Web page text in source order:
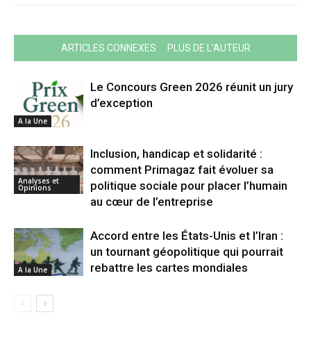
ARTICLES CONNEXES PLUS DE L'AUTEUR
A la Une
Le Concours Green 2026 réunit un jury
d’exception
Analyses et
Opinions
Inclusion, handicap et solidarité :
comment Primagaz fait évoluer sa
politique sociale pour placer l’humain
au cœur de l’entreprise
A la Une
Accord entre les États-Unis et l’Iran :
un tournant géopolitique qui pourrait
rebattre les cartes mondiales